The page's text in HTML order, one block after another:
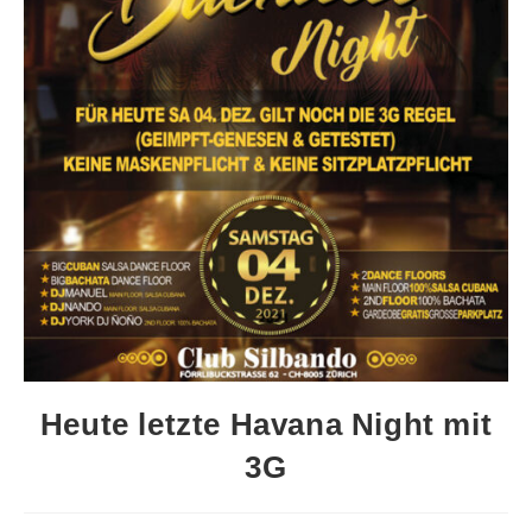
Heute letzte Havana Night mit
3G